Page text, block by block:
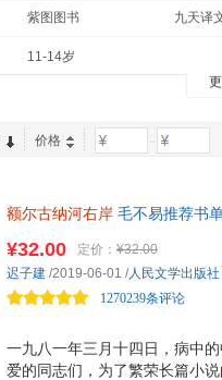
英文原版书
心理学
古籍
两性关
内蒙古人民出版社
电子工
上海人民出版社
山东文
线装书局
麦家
黄仁宇
吴承恩
维克多·
紫图图书
11-14岁
价格 -
额尔古纳河右岸 毛不易推荐书
一九八一年三月十四日，病中
爱的同志们，为了繁荣长篇小
¥32.00 定价： ¥32.00
1270239条评论
迟子建 /2019-06-01 /人民文学出版社